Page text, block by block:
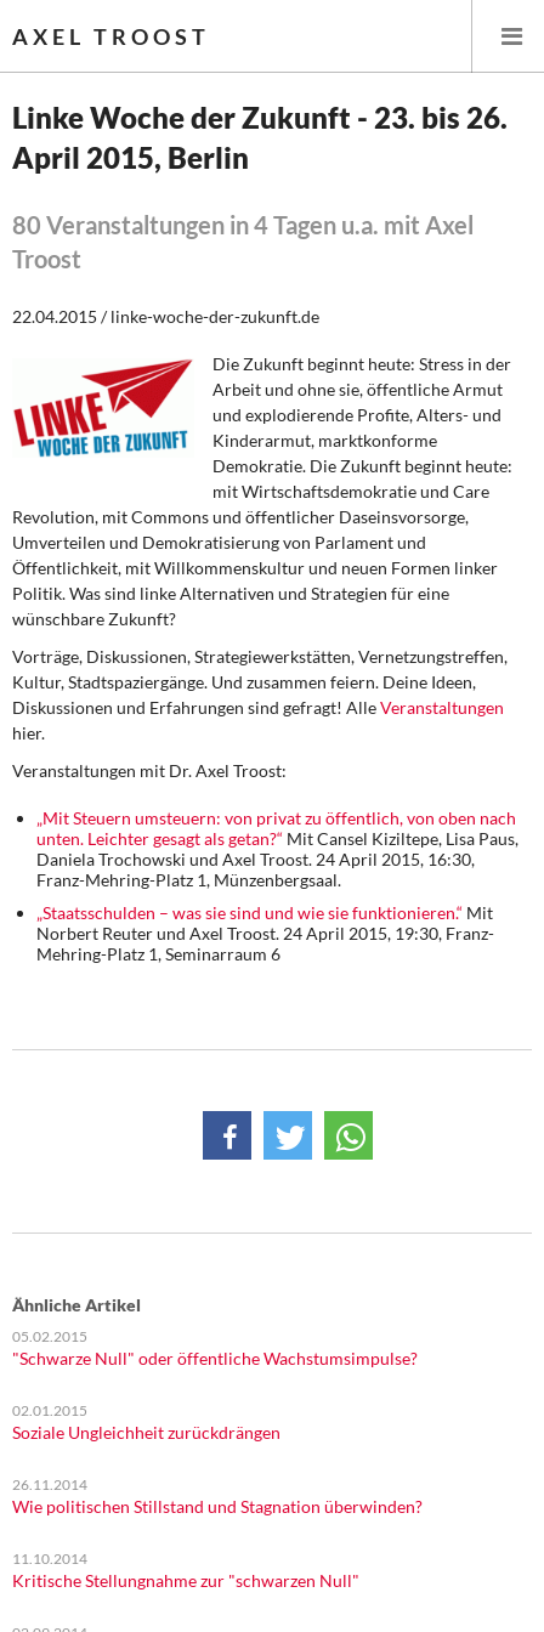
AXEL TROOST
Startseite
Themen
Steuer- und Finanzpolitik
Öffentliche Infrastruktur und Daseinsvorsorge
Eurokrise und Griechenland
DIE LINKE
Weitere Themen
Memo-Gruppe
Institut Solidarische Moderne
Über mich
Kontakt
Linke Woche der Zukunft - 23. bis 26.
April 2015, Berlin
80 Veranstaltungen in 4 Tagen u.a. mit Axel
Troost
22.04.2015 / linke-woche-der-zukunft.de
Die Zukunft beginnt heute: Stress in der
Arbeit und ohne sie, öffentliche Armut
und explodierende Profite, Alters- und
Kinderarmut, marktkonforme
Demokratie. Die Zukunft beginnt heute:
mit Wirtschaftsdemokratie und Care
Revolution, mit Commons und öffentlicher Daseinsvorsorge,
Umverteilen und Demokratisierung von Parlament und
Öffentlichkeit, mit Willkommenskultur und neuen Formen linker
Politik. Was sind linke Alternativen und Strategien für eine
wünschbare Zukunft?
Vorträge, Diskussionen, Strategiewerkstätten, Vernetzungstreffen,
Kultur, Stadtspaziergänge. Und zusammen feiern. Deine Ideen,
Diskussionen und Erfahrungen sind gefragt! AlleVeranstaltungen
hier.
Veranstaltungen mit Dr. Axel Troost:
„Mit Steuern umsteuern: von privat zu öffentlich, von oben nach
unten. Leichter gesagt als getan?“ Mit Cansel Kiziltepe, Lisa Paus,
Daniela Trochowski und Axel Troost. 24 April 2015, 16:30,
Franz-Mehring-Platz 1, Münzenbergsaal.
„Staatsschulden – was sie sind und wie sie funktionieren.“ Mit
Norbert Reuter und Axel Troost. 24 April 2015, 19:30, Franz-
Mehring-Platz 1, Seminarraum 6
Ähnliche Artikel
05.02.2015
"Schwarze Null" oder öffentliche Wachstumsimpulse?
02.01.2015
Soziale Ungleichheit zurückdrängen
26.11.2014
Wie politischen Stillstand und Stagnation überwinden?
11.10.2014
Kritische Stellungnahme zur "schwarzen Null"